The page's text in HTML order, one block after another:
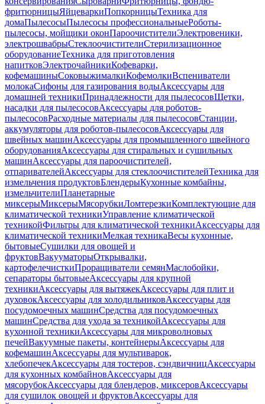
фритюрницыЯйцеваркиПопкорницыТехника для
домаПылесосыПылесосы профессиональныеРоботы-
пылесосы, мойщики оконПароочистителиЭлектровеники,
электрошвабрыСтеклоочистителиСтерилизационное
оборудованиеТехника для приготовления
напитковЭлектрочайникиКофеварки,
кофемашиныСоковыжималкиКофемолкиВспениватели
молокаСифоны для газирования водыАксессуары для
домашней техникиПринадлежности для пылесосовЩетки,
насадки для пылесосовАксессуары для роботов-
пылесосовРасходные материалы для пылесосовСтанции,
аккумуляторы для роботов-пылесосовАксессуары для
швейных машинАксессуары для промышленного швейного
оборудованияАксессуары для стиральных и сушильных
машинАксессуары для пароочистителей,
отпаривателейАксессуары для стеклоочистителейТехника для
измельчения продуктовБлендерыКухонные комбайны,
измельчителиПланетарные
миксерыМиксерыМясорубкиЛомтерезкиКомплектующие для
климатической техникиУправление климатической
техникойФильтры для климатической техникиАксессуары для
климатической техникиМелкая техникаВесы кухонные,
бытовыеСушилки для овощей и
фруктовВакууматорыОткрывалки,
картофелечисткиПроращиватели семянМаслобойки,
сепараторы бытовыеАксессуары для крупной
техникиАксессуары для вытяжекАксессуары для плит и
духовокАксессуары для холодильниковАксессуары для
посудомоечных машинСредства для посудомоечных
машинСредства для ухода за техникойАксессуары для
кухонной техникиАксессуары для микроволновых
печейВакуумные пакеты, контейнерыАксессуары для
кофемашинАксессуары для мультиварок,
хлебопечекАксессуары для тостеров, сэндвичницАксессуары
для кухонных комбайновАксессуары для
мясорубокАксессуары для блендеров, миксеровАксессуары
для сушилок овощей и фруктовАксессуары для